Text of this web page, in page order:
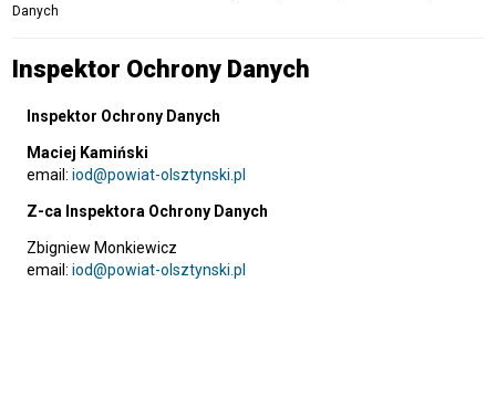
Danych
Inspektor Ochrony Danych
Inspektor Ochrony Danych
Maciej Kamiński
email: iod@powiat-olsztynski.pl
Z-ca Inspektora Ochrony Danych
Zbigniew Monkiewicz
email: iod@powiat-olsztynski.pl